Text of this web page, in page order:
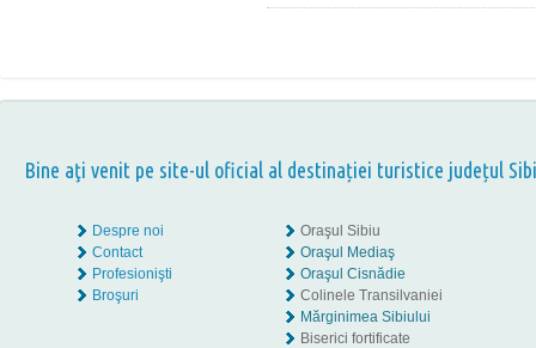
Bine aţi venit pe site-ul oficial al destinației turistice județul
Despre noi
Contact
Profesionişti
Broşuri
Oraşul Sibiu
Oraşul Mediaş
Oraşul Cisnădie
Colinele Transilvaniei
Mărginimea Sibiului
Biserici fortificate